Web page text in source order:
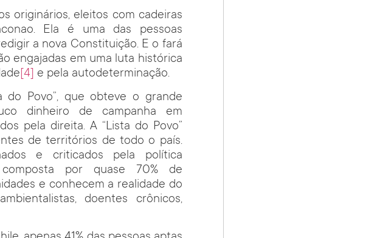
originários, eleitos com cadeiras
Ela é uma das pessoas
a nova Constituição. E o fará
engajadas em uma luta histórica
[4] e pela autodeterminação.
do Povo”, que obteve o grande
dinheiro de campanha em
pela direita. A “Lista do Povo”
de territórios de todo o país.
e criticados pela política
por quase 70% de
e conhecem a realidade do
doentes crônicos,